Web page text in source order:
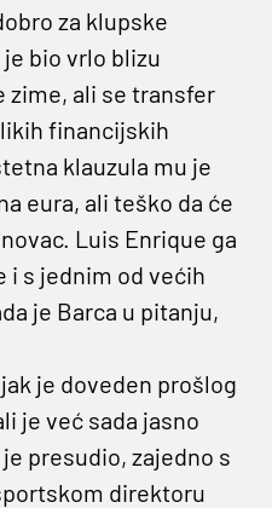
za klupske
je bio vrlo blizu
zime, ali se transfer
financijskih
klauzula mu je
eura, ali teško da će
Luis Enrique ga
i s jednim od većih
je Barca u pitanju,
je doveden prošlog
je već sada jasno
presudio, zajedno s
direktoru